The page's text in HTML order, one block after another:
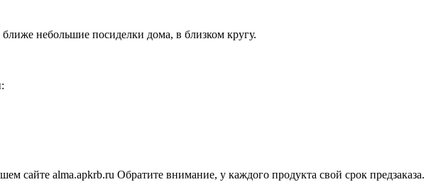
небольшие посиделки дома, в близком кругу.
сайте alma.apkrb.ru Обратите внимание, у каждого продукта свой срок предзаказа.